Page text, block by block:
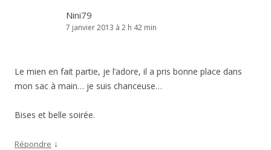
Nini79
7 janvier 2013 à 2 h 42 min
Le mien en fait partie, je l’adore, il a pris bonne place dans
mon sac à main… je suis chanceuse…
Bises et belle soirée.
Répondre ↓